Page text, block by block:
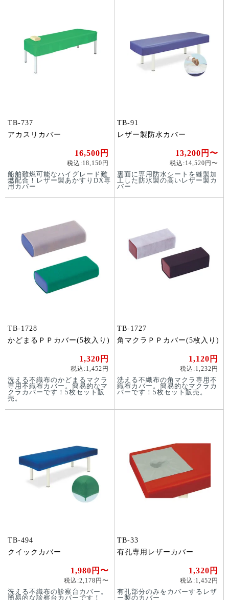
TB-737
アカスリカバー
16,500円
税込:18,150円
船舶難燃可能なハイグレード難
燃配合！レザー製あかすりDX専
用カバー
TB-91
レザー製防水カバー
13,200円〜
税込:14,520円〜
裏面に専用防水シートを縫製加
工した防水製の高いレザー製カ
バー
TB-1728
かどまるＰＰカバー(5枚入り)
1,320円
税込:1,452円
洗える不織布のかどまるマクラ
専用不織布カバー。簡易的なマ
クラカバーです！5枚セット販
売。
TB-1727
角マクラＰＰカバー(5枚入り)
1,120円
税込:1,232円
洗える不織布の角マクラ専用不
織布カバー。簡易的なマクラカ
バーです！5枚セット販売。
TB-494
クイックカバー
1,980円〜
税込:2,178円〜
洗える不織布の診察台カバー。
簡易的な診察台カバーです！
TB-33
有孔専用レザーカバー
1,320円
税込:1,452円
有孔部分のみをカバーするレザ
ー製のカバー